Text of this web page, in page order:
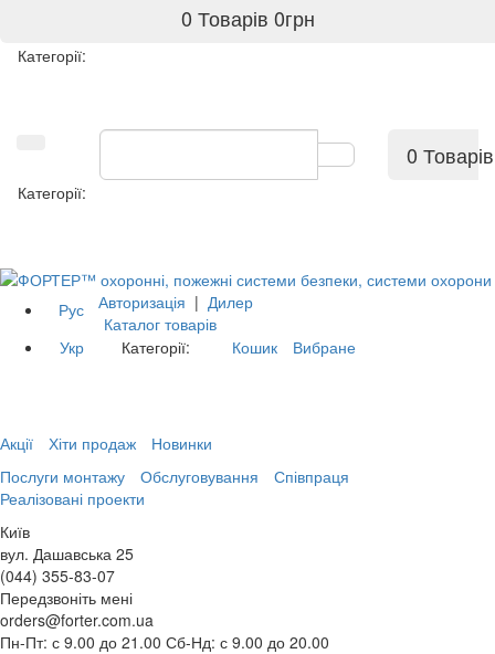
0 Товарів 0грн
Категорії:
0 Товарів
Категорії:
Рус
Укр
Авторизація | Дилер
Каталог товарів
Категорії:
Кошик Вибране
Акції Хіти продаж
Новинки
Послуги монтажу
Обслуговування
Співпраця
Реалізовані проекти
Київ
вул. Дашавська 25
(044) 355-83-07
Передзвоніть мені
orders@forter.com.ua
Пн-Пт: с 9.00 до 21.00 Сб-Нд: с 9.00 до 20.00